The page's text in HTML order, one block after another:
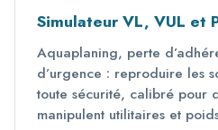
Simulateur VL, VUL et
Aquaplaning, perte
d’urgence : reproduire les
toute sécurité, calibré pour
manipulent utilitaires et